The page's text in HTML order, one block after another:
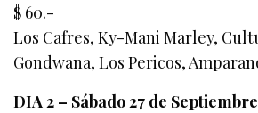
$ 60.-
Los Cafres, Ky-Mani Marley,
Gondwana, Los Pericos,
DIA 2 – Sábado 27 de Septiembre